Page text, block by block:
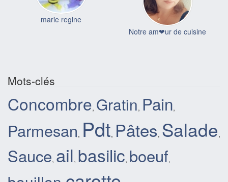
marie regine
Notre am❤ur de cuisine
Mots-clés
Concombre, Gratin, Pain,
Parmesan, Pdt, Pâtes, Salade,
Sauce, ail, basilic, boeuf,